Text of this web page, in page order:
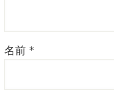
名前 *